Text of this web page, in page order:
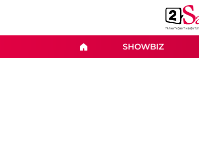
SHOWBIZ